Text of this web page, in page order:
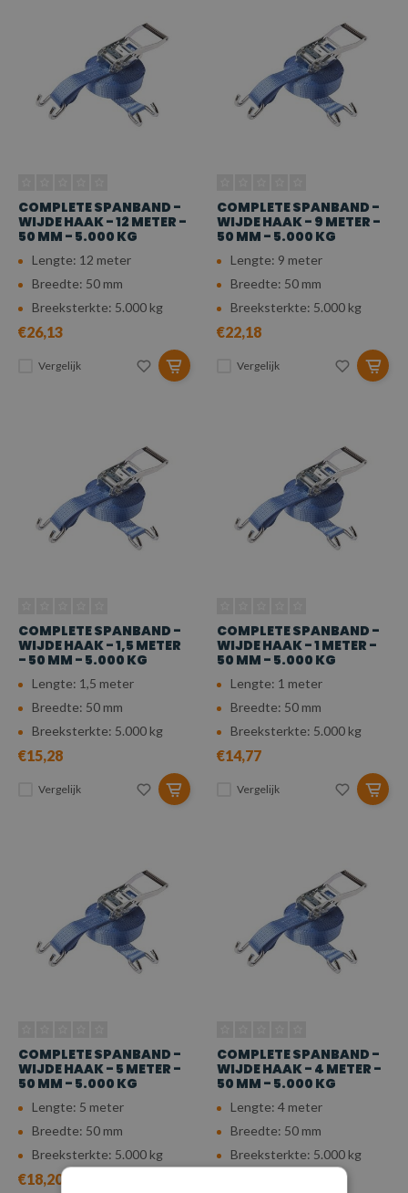
COMPLETE SPANBAND -
WIJDE HAAK - 12 METER -
50 MM - 5.000 KG
Lengte: 12 meter
Breedte: 50 mm
Breeksterkte: 5.000 kg
€26,13
Vergelijk
COMPLETE SPANBAND -
WIJDE HAAK - 9 METER -
50 MM - 5.000 KG
Lengte: 9 meter
Breedte: 50 mm
Breeksterkte: 5.000 kg
€22,18
Vergelijk
COMPLETE SPANBAND -
WIJDE HAAK - 1,5 METER
- 50 MM - 5.000 KG
Lengte: 1,5 meter
Breedte: 50 mm
Breeksterkte: 5.000 kg
€15,28
Vergelijk
COMPLETE SPANBAND -
WIJDE HAAK - 1 METER -
50 MM - 5.000 KG
Lengte: 1 meter
Breedte: 50 mm
Breeksterkte: 5.000 kg
€14,77
Vergelijk
COMPLETE SPANBAND -
WIJDE HAAK - 5 METER -
50 MM - 5.000 KG
Lengte: 5 meter
Breedte: 50 mm
Breeksterkte: 5.000 kg
€18,20
COMPLETE SPANBAND -
WIJDE HAAK - 4 METER -
50 MM - 5.000 KG
Lengte: 4 meter
Breedte: 50 mm
Breeksterkte: 5.000 kg